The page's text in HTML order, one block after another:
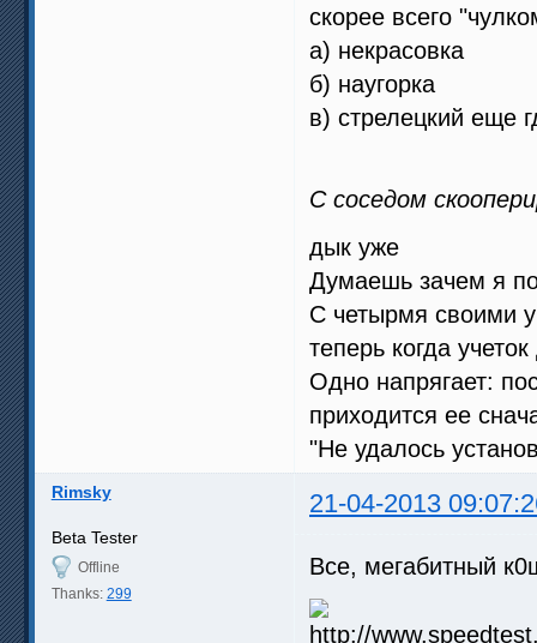
скорее всего
а) некрасовка
б) наугорка
в) стрелецкий еще
С соседом
дык уже
Думаешь зачем я
С четырмя своими
теперь когда
Одно напрягает:
приходится ее
"Не удалось
Rimsky 21-04-2013
Beta Tester
Offline
Thanks: 299
Все, мегабитный